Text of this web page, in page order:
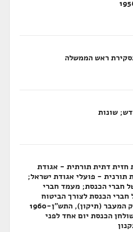
ראש הממשלה
שונות
חזית דתית תורתית - אגודת
תורנית - פועלי אגודת ישראל;
חברי הכנסת; מעמד חברי
הכנסת לצורך הביטוח
הלאומי; שחרור חוק המעבר (תיקון), התש"ן-1960
הכנסת יום אחד לפני